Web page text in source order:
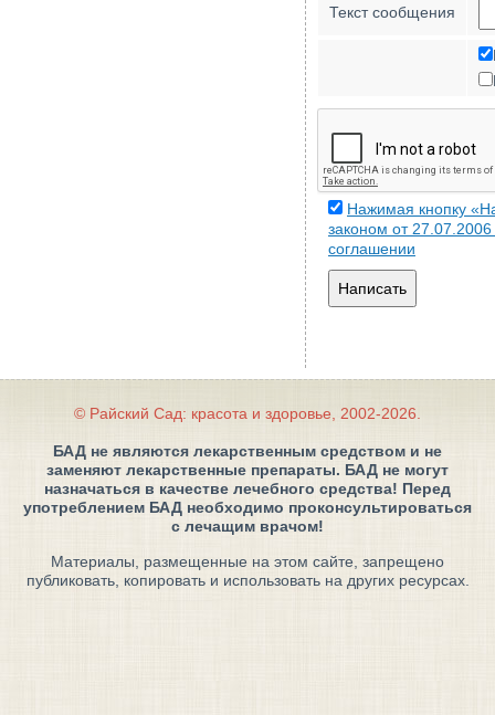
Текст сообщения
Нажимая кнопку
законом от
соглашении
Написать
© Райский Сад: красота и здоровье, 2002-2026.
БАД не являются лекарственным средством и не
заменяют лекарственные препараты. БАД не могут
назначаться в качестве лечебного средства! Перед
употреблением БАД необходимо проконсультироваться
с лечащим врачом!
Материалы, размещенные на этом сайте, запрещено
публиковать, копировать и использовать на других ресурсах.